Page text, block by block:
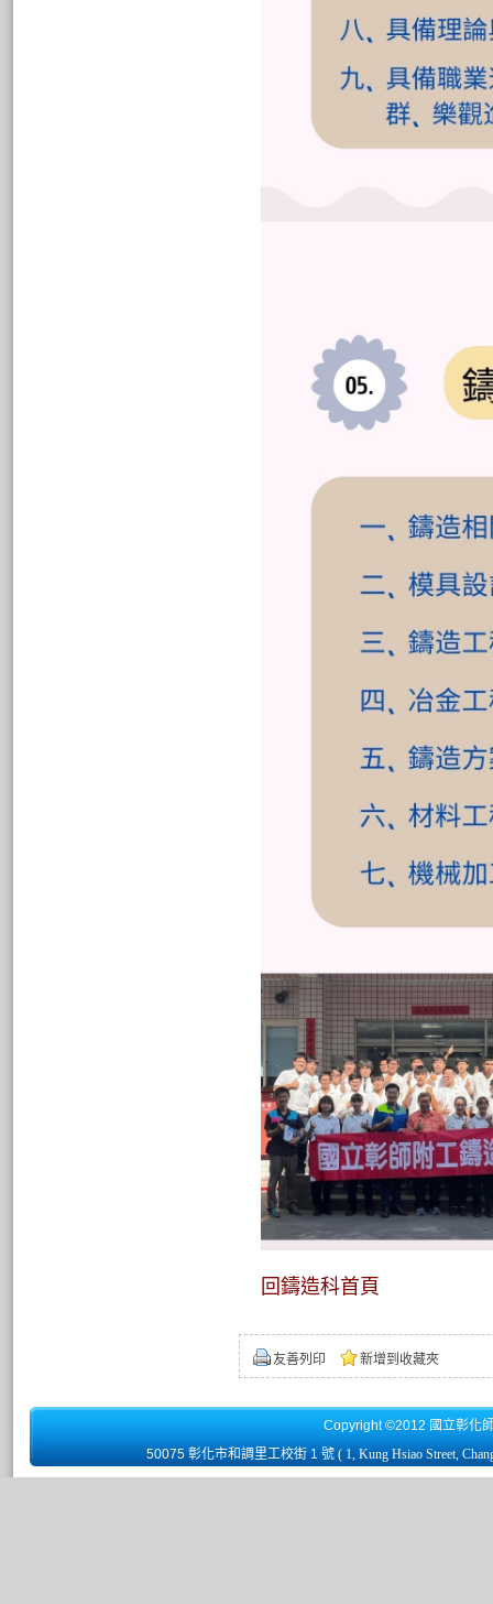
回鑄造科首頁
友善列印 新增到收藏夾
Copyright ©2012 國立彰化
50075 彰化市和調里工校街 1 號 ( 1, Kung Hsiao Street,